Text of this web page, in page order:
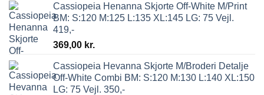
Cassiopeia Henanna Skjorte Off-White M/Print
BM: S:120 M:125 L:135 XL:145 LG: 75 Vejl.
419,-
369,00 kr.
Cassiopeia Hevanna Skjorte M/Broderi Detalje
Off-White Combi BM: S:120 M:130 L:140 XL:150
LG: 75 Vejl. 350,-